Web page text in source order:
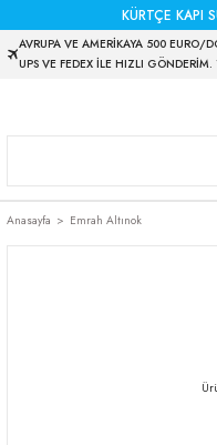
KÜRTÇE KAPI
AVRUPA VE AMERİKAYA 500 EURO/
UPS VE FEDEX İLE HIZLI
Anasayfa Emrah Altınok